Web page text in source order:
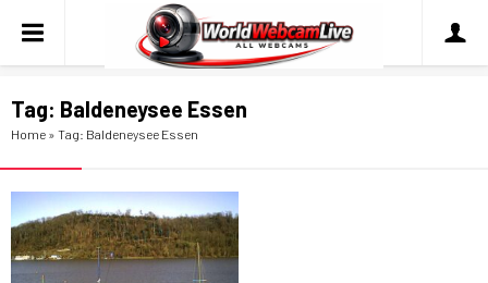
Tag: Baldeneysee Essen
Home » Tag: Baldeneysee Essen